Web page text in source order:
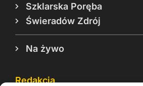
Szklarska Poręba
Świeradów Zdrój
Na żywo
Redakcja